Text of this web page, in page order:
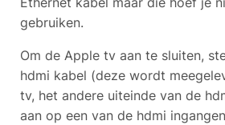
gebruiken.
Om de Apple tv aan te sluiten,
hdmi kabel (deze wordt
tv, het andere uiteinde van de
aan op een van de hdmi